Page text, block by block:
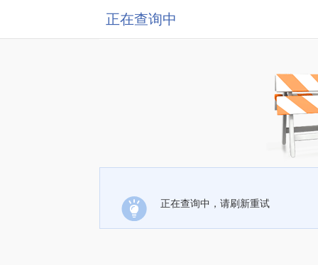
正在查询中
正在查询中，请刷新重试